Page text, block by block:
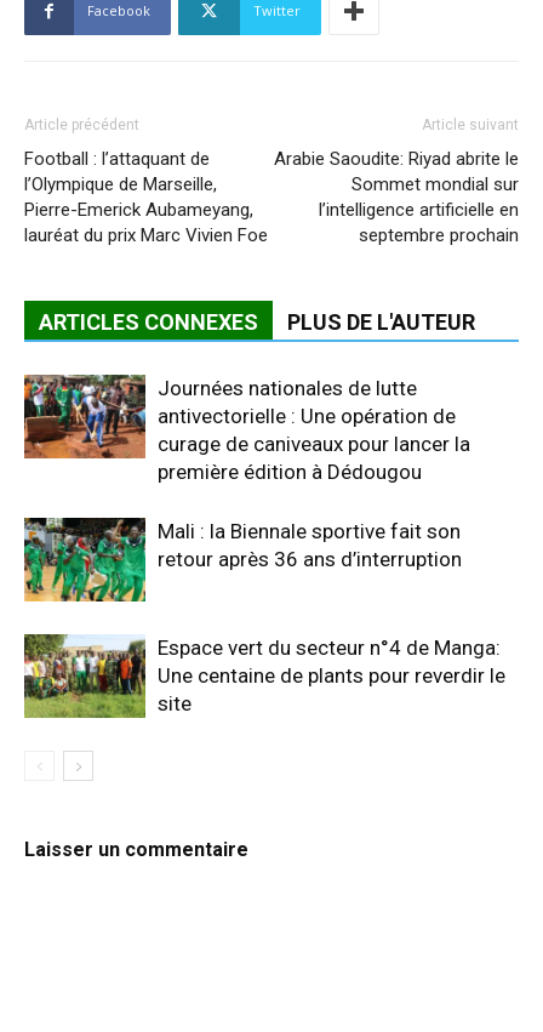
Facebook Twitter
Article précédent
Football : l’attaquant de
l’Olympique de Marseille,
Pierre-Emerick Aubameyang,
lauréat du prix Marc Vivien Foe
Article suivant
Arabie Saoudite: Riyad abrite le
Sommet mondial sur
l’intelligence artificielle en
septembre prochain
ARTICLES CONNEXES PLUS DE L'AUTEUR
Journées nationales de lutte
antivectorielle : Une opération de
curage de caniveaux pour lancer la
première édition à Dédougou
Mali : la Biennale sportive fait son
retour après 36 ans d’interruption
Espace vert du secteur n°4 de Manga:
Une centaine de plants pour reverdir le
site
Laisser un commentaire